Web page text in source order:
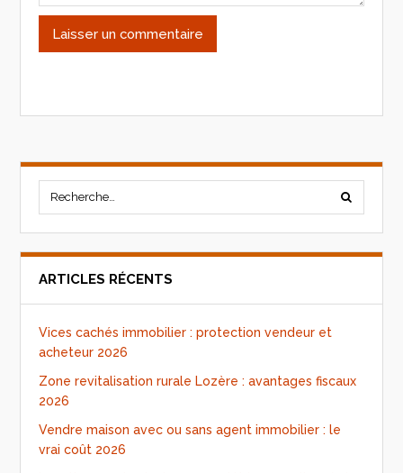
ARTICLES RÉCENTS
Vices cachés immobilier : protection vendeur et
acheteur 2026
Zone revitalisation rurale Lozère : avantages fiscaux
2026
Vendre maison avec ou sans agent immobilier : le
vrai coût 2026